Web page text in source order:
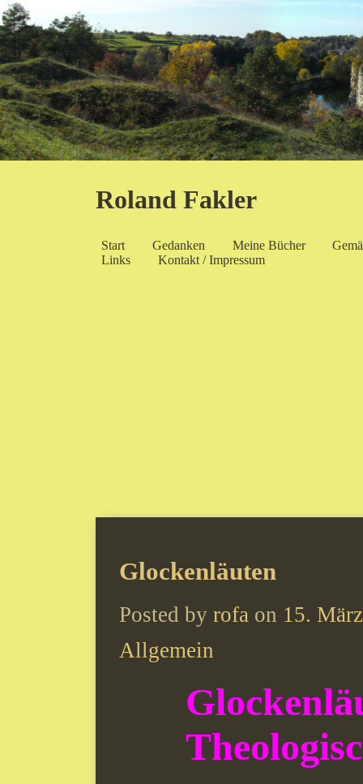
Roland Fakler
Start Gedanken Meine Bücher
Links
Kontakt / Impressum
Glockenläuten
Posted by rofa on 15.
Allgemein